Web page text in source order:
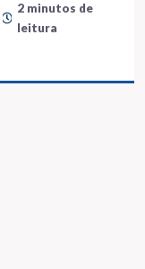
2 minutos de
leitura